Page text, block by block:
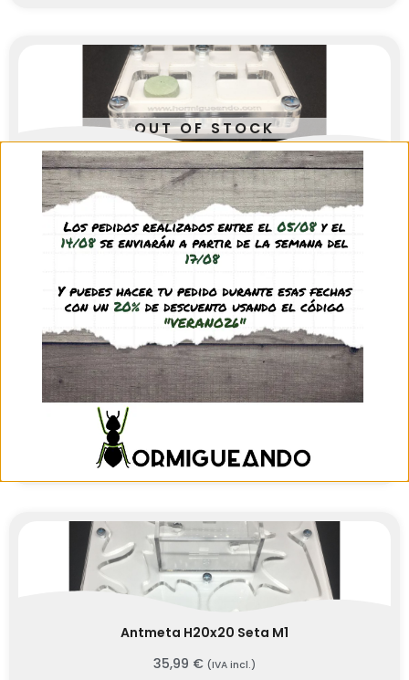
OUT OF STOCK
Antmeta H12x8 Seta
16,45 € (IVA incl.)
Ver producto
Antmeta H8x4
Ver producto
Antmeta H20x20 Seta M1
35,99 € (IVA incl.)